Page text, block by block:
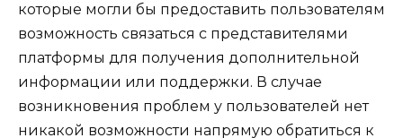
которые могли бы предоставить пользователям
возможность связаться с представителями
платформы для получения дополнительной
информации или поддержки. В случае
возникновения проблем у пользователей нет
никакой возможности напрямую обратиться к